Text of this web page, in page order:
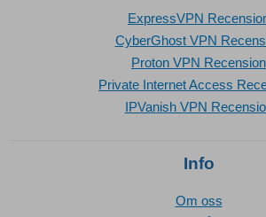
ExpressVPN
CyberGhost VPN
Proton VPN Recension
Private Internet Access
IPVanish VPN
Info
Om oss